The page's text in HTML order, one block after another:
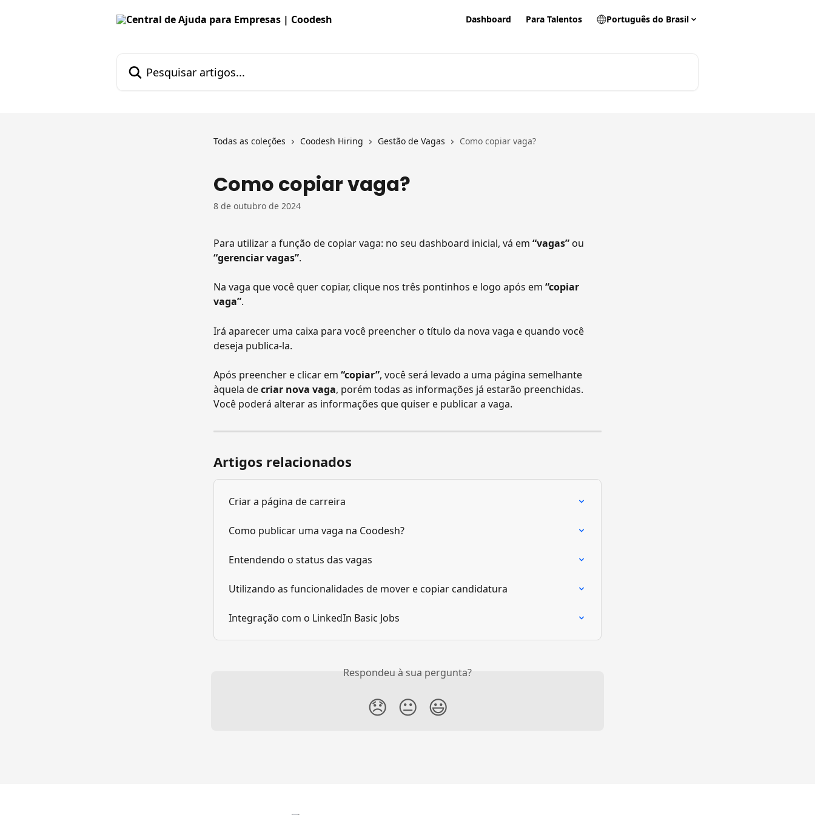
Dashboard Para Talentos Português do Brasil
Todas as coleções Coodesh Hiring Gestão de Vagas Como copiar vaga?
Como copiar vaga?
8 de outubro de 2024
Para utilizar a função de copiar vaga: no seu dashboard inicial, vá em “vagas” ou
“gerenciar vagas”.
Na vaga que você quer copiar, clique nos três pontinhos e logo após em “copiar
vaga”.
Irá aparecer uma caixa para você preencher o título da nova vaga e quando você
deseja publica-la.
Após preencher e clicar em “copiar”, você será levado a uma página semelhante
àquela de criar nova vaga, porém todas as informações já estarão preenchidas.
Você poderá alterar as informações que quiser e publicar a vaga.
Artigos relacionados
Criar a página de carreira
Como publicar uma vaga na Coodesh?
Entendendo o status das vagas
Utilizando as funcionalidades de mover e copiar candidatura
Integração com o LinkedIn Basic Jobs
Respondeu à sua pergunta?
😞 😐 😃